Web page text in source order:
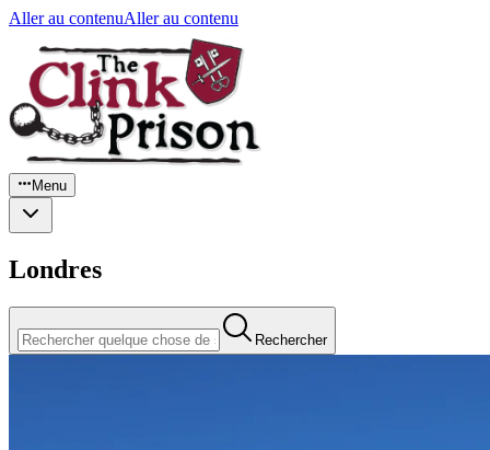
Aller au contenuAller au contenu
Menu
Londres
Rechercher